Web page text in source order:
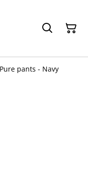
Pure pants - Navy